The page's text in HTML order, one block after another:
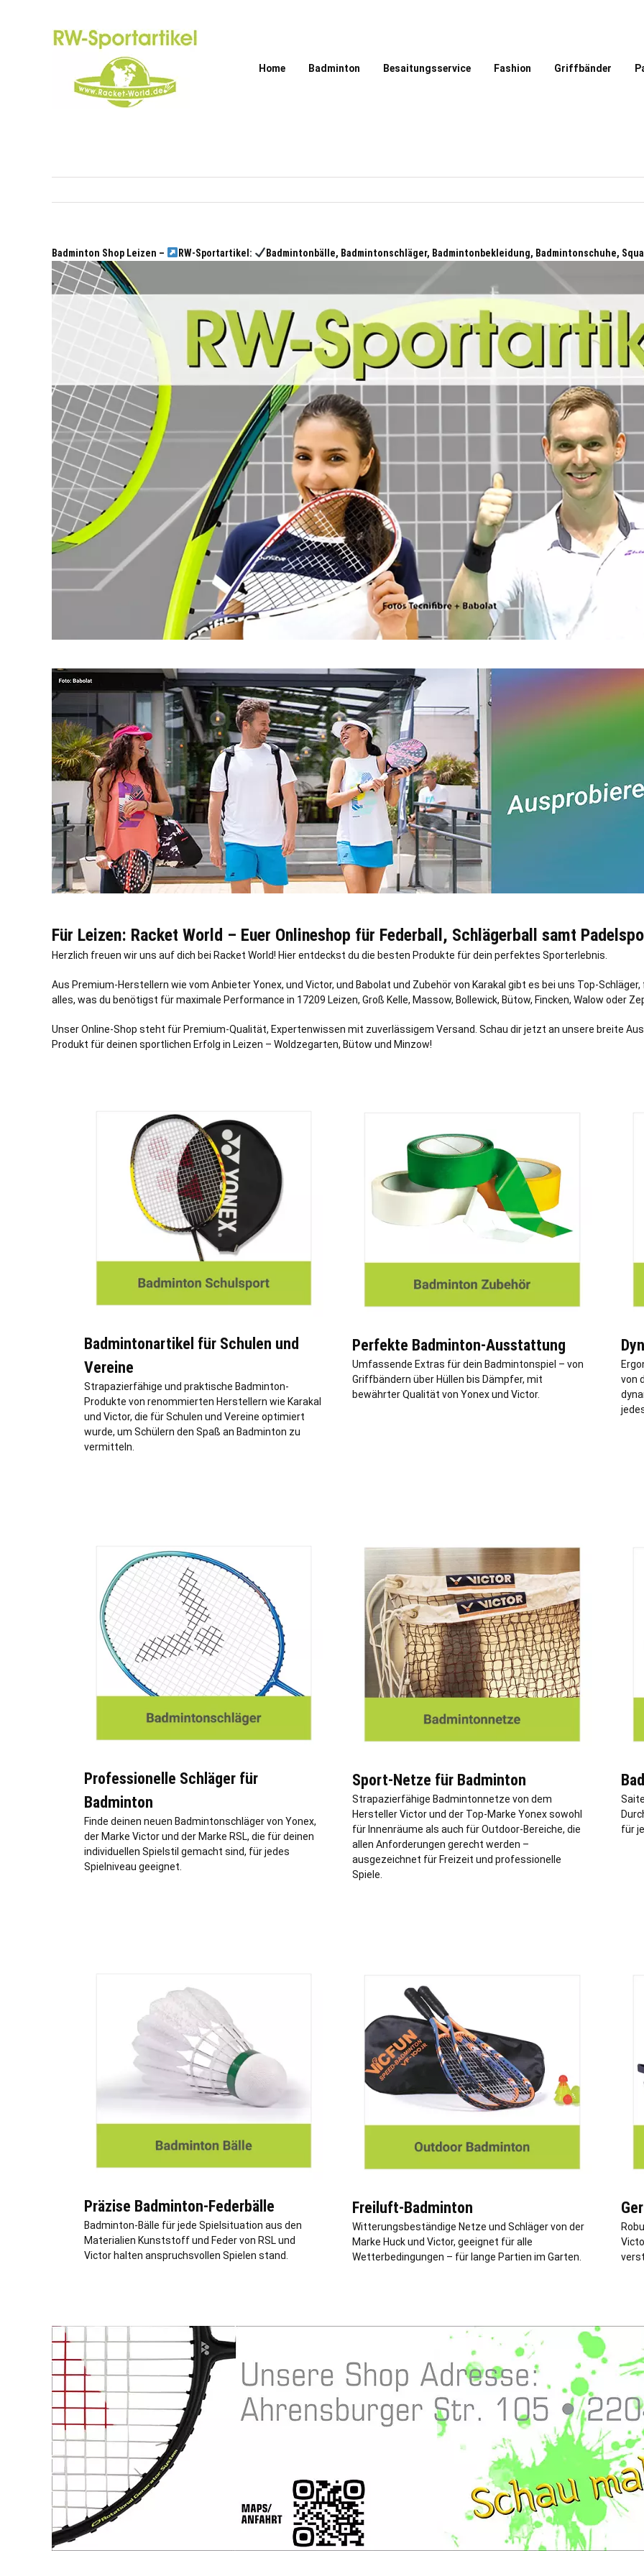
Home Badminton Besaitungsservice Fashion Griffbänder
Badminton Shop Leizen – RW-Sportartikel: Badmintonbälle, Badmintonschläger, Badmintonbekleidung, Badmintonschuhe,
Für Leizen: Racket World – Euer Onlineshop für Federball, Schlägerball samt
Herzlich freuen wir uns auf dich bei Racket World! Hier entdeckst du die besten Produkte für dein perfektes Sporterlebnis.
Aus Premium-Herstellern wie vom Anbieter Yonex, und Victor, und Babolat und Zubehör von Karakal gibt es bei uns Top-
alles, was du benötigst für maximale Performance in 17209 Leizen, Groß Kelle, Massow, Bollewick, Bütow, Fincken, Walow oder
Unser Online-Shop steht für Premium-Qualität, Expertenwissen mit zuverlässigem Versand. Schau dir jetzt an unsere breite
Produkt für deinen sportlichen Erfolg in Leizen – Woldzegarten, Bütow und Minzow!
Badmintonartikel für Schulen und
Vereine
Strapazierfähige und praktische Badminton-
Produkte von renommierten Herstellern wie Karakal
und Victor, die für Schulen und Vereine optimiert
wurde, um Schülern den Spaß an Badminton zu
vermitteln.
Perfekte Badminton-Ausstattung
Umfassende Extras für dein Badmintonspiel – von
Griffbändern über Hüllen bis Dämpfer, mit
bewährter Qualität von Yonex und Victor.
von
Professionelle Schläger für
Badminton
Finde deinen neuen Badmintonschläger von Yonex,
der Marke Victor und der Marke RSL, die für deinen
individuellen Spielstil gemacht sind, für jedes
Spielniveau geeignet.
Sport-Netze für Badminton
Strapazierfähige Badmintonnetze von dem
Hersteller Victor und der Top-Marke Yonex sowohl
für Innenräume als auch für Outdoor-Bereiche, die
allen Anforderungen gerecht werden –
ausgezeichnet für Freizeit und professionelle
Spiele.
für
Präzise Badminton-Federbälle
Badminton-Bälle für jede Spielsituation aus den
Materialien Kunststoff und Feder von RSL und
Victor halten anspruchsvollen Spielen stand.
Freiluft-Badminton
Witterungsbeständige Netze und Schläger von der
Marke Huck und Victor, geeignet für alle
Wetterbedingungen – für lange Partien im Garten.